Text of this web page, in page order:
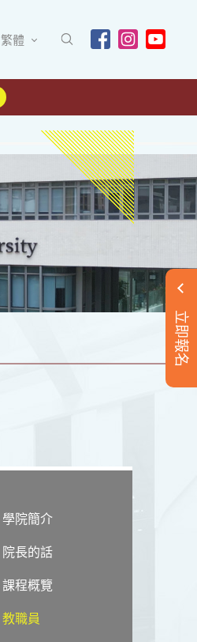
繁體
立即報名
學院簡介
院長的話
課程概覽
教職員